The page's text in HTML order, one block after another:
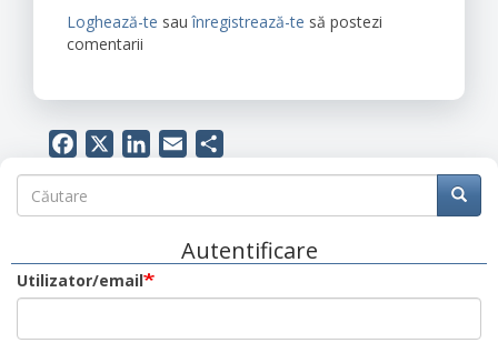
Loghează-te sauînregistrează-te să postezi
comentarii
Facebook LinkedIn
Email
Căutare
Căutare
Autentificare
Utilizator/email